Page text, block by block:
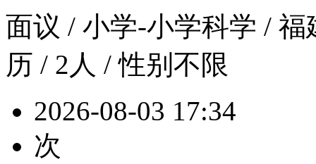
面议 / 小学-小学科学 /
历 / 2人 / 性别不限
2026-08-03 17:34
次